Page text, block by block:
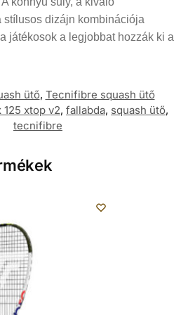
stílusos dizájn kombinációja
játékosok a legjobbat hozzák ki a
ütő, Tecnifibre squash ütő
xtop v2, fallabda, squash ütő,
tecnifibre